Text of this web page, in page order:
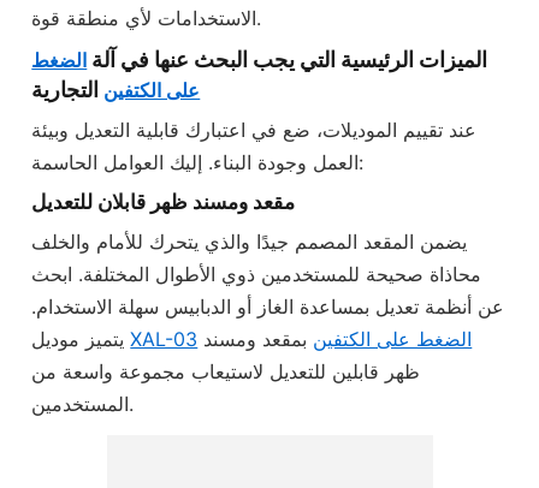
الاستخدامات لأي منطقة قوة.
الميزات الرئيسية التي يجب البحث عنها في آلة الضغط
على الكتفين التجارية
عند تقييم الموديلات، ضع في اعتبارك قابلية التعديل وبيئة
العمل وجودة البناء. إليك العوامل الحاسمة:
مقعد ومسند ظهر قابلان للتعديل
يضمن المقعد المصمم جيدًا والذي يتحرك للأمام والخلف
محاذاة صحيحة للمستخدمين ذوي الأطوال المختلفة. ابحث
عن أنظمة تعديل بمساعدة الغاز أو الدبابيس سهلة الاستخدام.
يتميز موديلXAL-03 الضغط على الكتفين بمقعد ومسند
ظهر قابلين للتعديل لاستيعاب مجموعة واسعة من
المستخدمين.